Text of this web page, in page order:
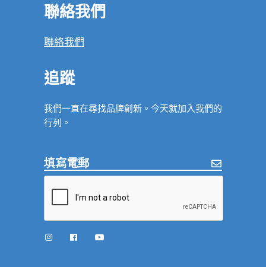
聯絡我們
聯絡我們
追蹤
我們一直在尋找品牌創新。今天就加入我們的
行列。